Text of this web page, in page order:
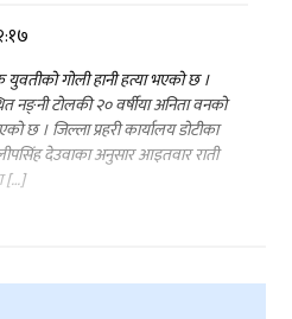
गोली हानी हत्या भएको छ ।
नङ्नी टोलकी २० वर्षीया अनिता वनको
छ । जिल्ला प्रहरी कार्यालय डोटीका
देउवाका अनुसार आइतवार राती
[…]